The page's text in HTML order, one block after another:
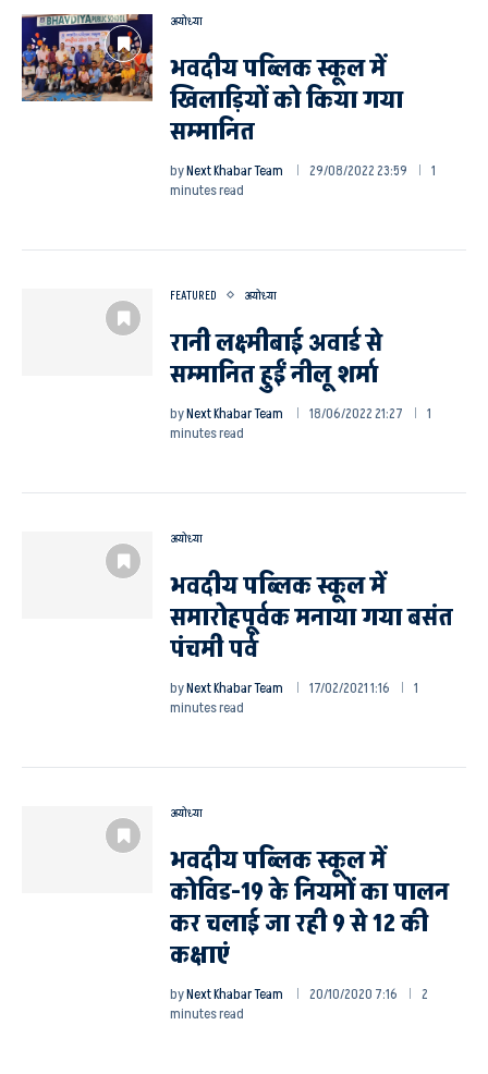
अयोध्या
भवदीय पब्लिक स्कूल में
खिलाड़ियों को किया गया
सम्मानित
byNext Khabar Team 29/08/2022 23:59
1
minutes read
FEATURED अयोध्या
रानी लक्ष्मीबाई अवार्ड से
सम्मानित हुईं नीलू शर्मा
byNext Khabar Team 18/06/2022 21:27
1
minutes read
अयोध्या
भवदीय पब्लिक स्कूल में
समारोहपूर्वक मनाया गया बसंत
पंचमी पर्व
byNext Khabar Team 17/02/2021 1:16
1
minutes read
अयोध्या
भवदीय पब्लिक स्कूल में
कोविड-19 के नियमों का पालन
कर चलाई जा रही 9 से 12 की
कक्षाएं
byNext Khabar Team 20/10/2020 7:16
2
minutes read